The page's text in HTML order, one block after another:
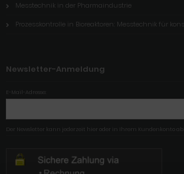
Messtechnik in der Pharmaindustrie
Prozesskontrolle in Bioreaktoren: Messtechnik für
Newsletter-Anmeldung
E-Mail-Adresse:
Der Newsletter kann jederzeit hier oder in Ihrem Kundenkonto